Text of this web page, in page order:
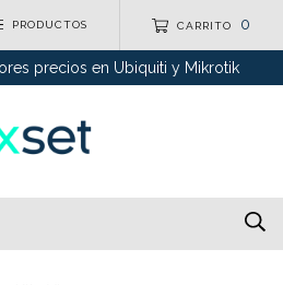
PRODUCTOS CARRITO 0
precios en Ubiquiti y Mikrotik